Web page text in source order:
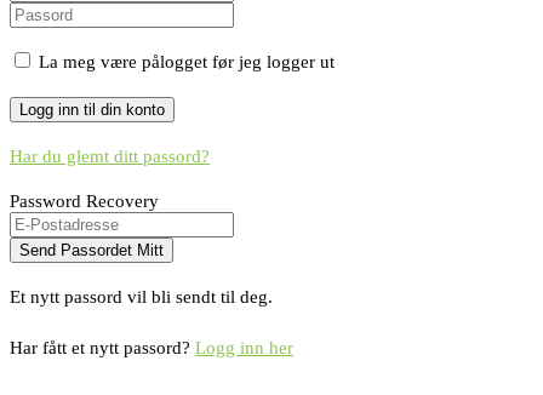
La meg være pålogget før jeg logger ut
Har du glemt ditt passord?
Password Recovery
Et nytt passord vil bli sendt til deg.
Har fått et nytt passord? Logg inn her